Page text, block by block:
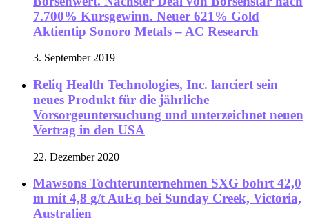
7.700% Kursgewinn. Neuer 621% Gold
Aktientip Sonoro Metals – AC Research
3. September 2019
Reliq Health Technologies, Inc. lanciert sein
neues Produkt für die jährliche
Vorsorgeuntersuchung und unterzeichnet neuen
Vertrag in den USA
22. Dezember 2020
Mawsons Tochterunternehmen SXG bohrt 42,0
m mit 4,8 g/t AuEq bei Sunday Creek, Victoria,
Australien